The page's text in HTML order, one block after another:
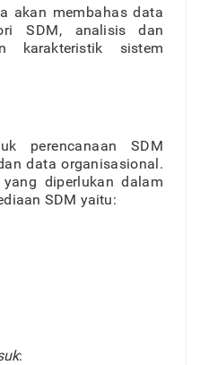
a akan membahasdata
iSDM, analisis dan
n karakteristik sistem
k perencanaan SDM
n data organisasional.
yang diperlukan dalam
n SDM yaitu:
: